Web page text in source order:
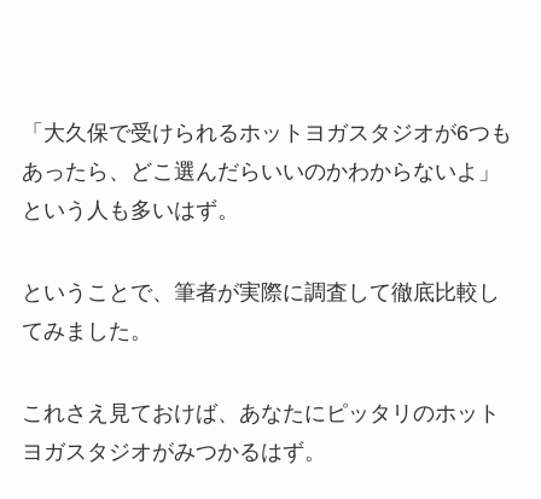
「大久保で受けられるホットヨガスタジオが6つも
あったら、どこ選んだらいいのかわからないよ」
という人も多いはず。
ということで、筆者が実際に調査して徹底比較し
てみました。
これさえ見ておけば、あなたにピッタリのホット
ヨガスタジオがみつかるはず。